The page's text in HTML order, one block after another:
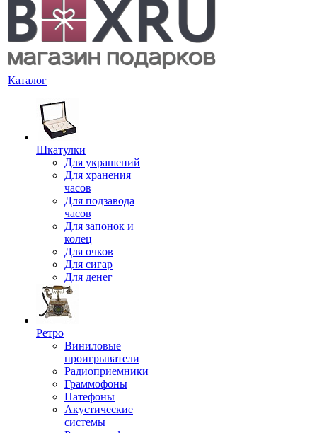
Каталог
Шкатулки
Для украшений
Для хранения
часов
Для подзавода
часов
Для запонок и
колец
Для очков
Для сигар
Для денег
Ретро
Виниловые
проигрыватели
Радиоприемники
Граммофоны
Патефоны
Акустические
системы